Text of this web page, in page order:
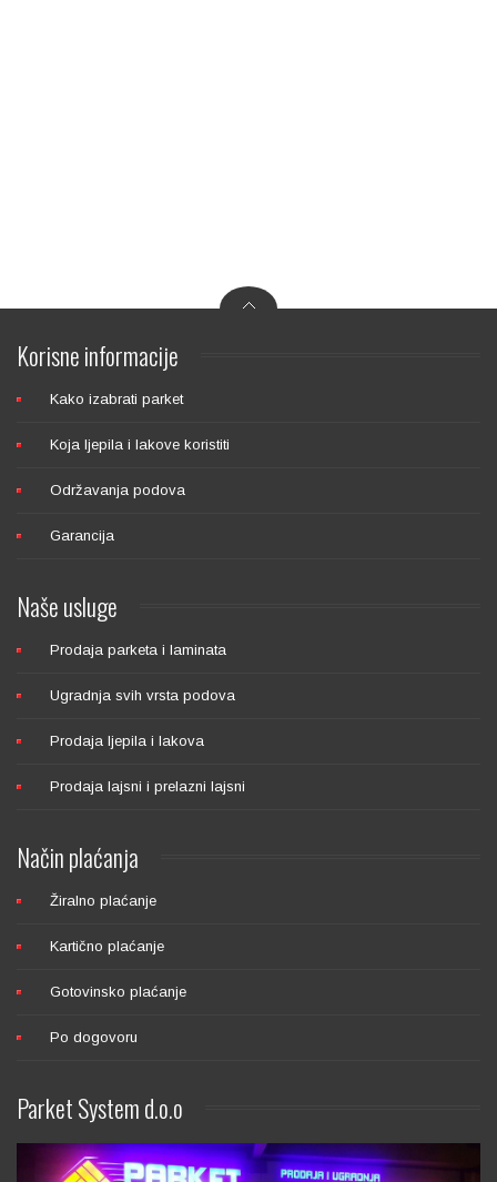
LOBA WS 2K DUO MAT
LOBA EASY FINISH POLUMAT
Korisneinformacije
Kako izabrati parket
Koja ljepila i lakove koristiti
Održavanja podova
Garancija
Našeusluge
Prodaja parketa i laminata
Ugradnja svih vrsta podova
Prodaja ljepila i lakova
Prodaja lajsni i prelazni lajsni
Načinplaćanja
Žiralno plaćanje
Kartično plaćanje
Gotovinsko plaćanje
Po dogovoru
ParketSystem d.o.o